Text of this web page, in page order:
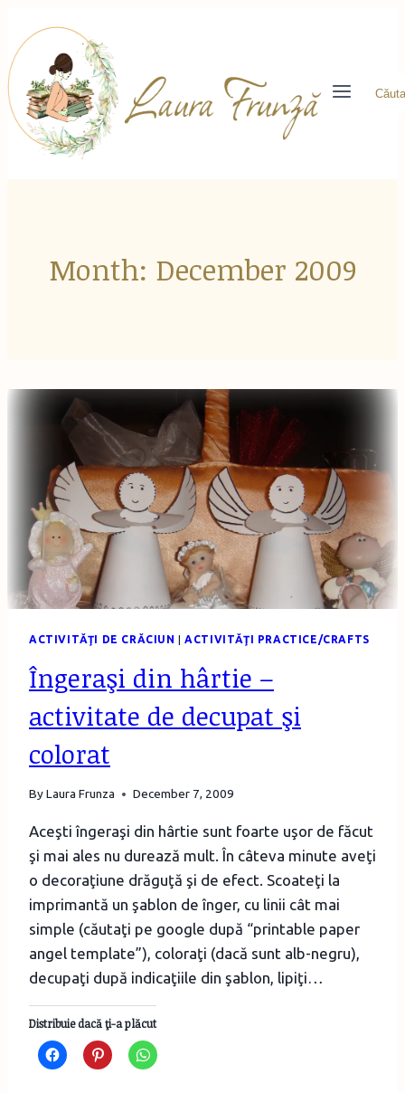
to
content
Month: December 2009
ACTIVITĂŢI DE CRĂCIUN |ACTIVITĂŢI PRACTICE/CRAFTS
Îngeraşi din hârtie –
activitate de decupat şi
colorat
ByLaura Frunza December 7, 2009
Aceşti îngeraşi din hârtie sunt foarte uşor de făcut
şi mai ales nu durează mult. În câteva minute aveţi
o decoraţiune drăguţă şi de efect. Scoateţi la
imprimantă un şablon de înger, cu linii cât mai
simple (căutaţi pe google după “printable paper
angel template”), coloraţi (dacă sunt alb-negru),
decupaţi după indicaţiile din şablon, lipiţi…
Distribuie dacă ţi-a plăcut